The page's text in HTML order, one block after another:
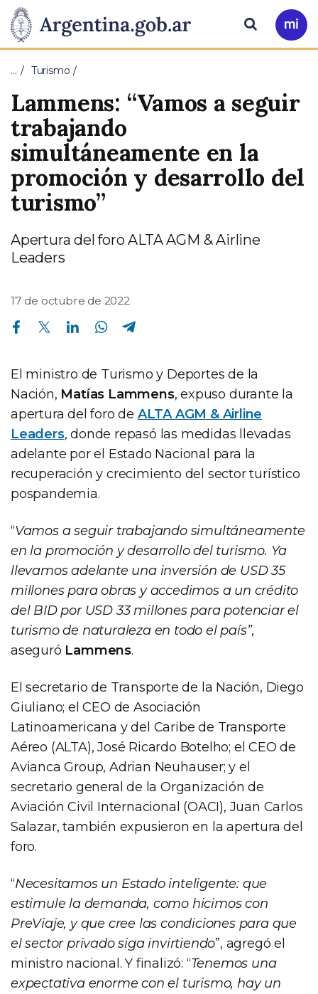
Presidencia
de
la
Nación
Pasar al contenido principal
Ir
a
Buscar
… Turismo
Lammens: “Vamos a seguir
trabajando
simultáneamente en la
promoción y desarrollo del
turismo”
Apertura del foro ALTA AGM & Airline
Leaders
17 de octubre de 2022
Compartir en Facebook Compartir en Twitter Compartir en Linkedin Compartir en Whatsapp
El ministro de Turismo y Deportes de la
Nación, Matías Lammens, expuso durante la
apertura del foro de ALTA AGM & Airline
Leaders, donde repasó las medidas llevadas
adelante por el Estado Nacional para la
recuperación y crecimiento del sector turístico
pospandemia.
“Vamos a seguir trabajando simultáneamente
en la promoción y desarrollo del turismo. Ya
llevamos adelante una inversión de USD 35
millones para obras y accedimos a un crédito
del BID por USD 33 millones para potenciar el
turismo de naturaleza en todo el país”,
aseguró Lammens.
El secretario de Transporte de la Nación, Diego
Giuliano; el CEO de Asociación
Latinoamericana y del Caribe de Transporte
Aéreo (ALTA), José Ricardo Botelho; el CEO de
Avianca Group, Adrian Neuhauser; y el
secretario general de la Organización de
Aviación Civil Internacional (OACI), Juan Carlos
Salazar, también expusieron en la apertura del
foro.
“Necesitamos un Estado inteligente: que
estimule la demanda, como hicimos con
PreViaje, y que cree las condiciones para que
el sector privado siga invirtiendo”, agregó el
ministro nacional. Y finalizó: “Tenemos una
expectativa enorme con el turismo, hay un